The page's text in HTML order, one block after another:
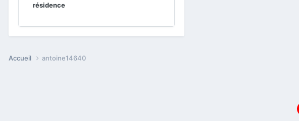
résidence
Accueil antoine14640